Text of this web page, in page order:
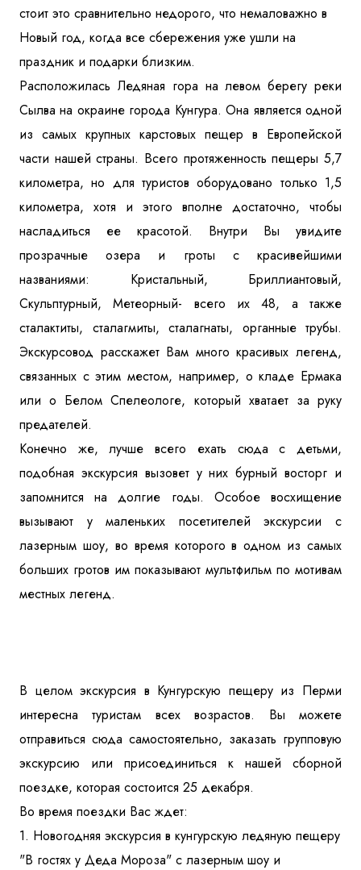
стоит это сравнительно недорого, что немаловажно в
Новый год, когда все сбережения уже ушли на
праздник и подарки близким.
Расположилась Ледяная гора на левом берегу реки
Сылва на окраине города Кунгура. Она является одной
из самых крупных карстовых пещер в Европейской
части нашей страны. Всего протяженность пещеры 5,7
километра, но для туристов оборудовано только 1,5
километра, хотя и этого вполне достаточно, чтобы
насладиться ее красотой. Внутри Вы увидите
прозрачные озера и гроты с красивейшими
названиями: Кристальный, Бриллиантовый,
Скульптурный, Метеорный- всего их 48, а также
сталактиты, сталагмиты, сталагнаты, органные трубы.
Экскурсовод расскажет Вам много красивых легенд,
связанных с этим местом, например, о кладе Ермака
или о Белом Спелеологе, который хватает за руку
предателей.
Конечно же, лучше всего ехать сюда с детьми,
подобная экскурсия вызовет у них бурный восторг и
запомнится на долгие годы. Особое восхищение
вызывают у маленьких посетителей экскурсии с
лазерным шоу, во время которого в одном из самых
больших гротов им показывают мультфильм по мотивам
местных легенд.
В целом экскурсия в Кунгурскую пещеру из Перми
интересна туристам всех возрастов. Вы можете
отправиться сюда самостоятельно, заказать групповую
экскурсию или присоединиться к нашей сборной
поездке, которая состоится 25 декабря.
Во время поездки Вас ждет:
1. Новогодняя экскурсия в кунгурскую ледяную пещеру
"В гостях у Деда Мороза" с лазерным шоу и